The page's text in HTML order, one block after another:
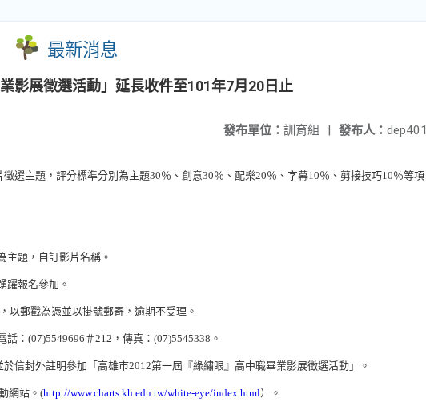
最新消息
影展徵選活動」延長收件至101年7月20日止
發布人： dep401
發布單位： 訓育組 |
選主題，評分標準分別為主題30％、創意30％、配樂20％、字幕10％、剪接技巧10％等項
主題，自訂影片名稱。
躍報名參加。
以郵戳為憑並以掛號郵寄，逾期不受理。
話： (07)5549696 ＃212 ，傳真： (07)5545338 。
於信封外註明參加「高雄市2012第一屆『綠繡眼』高中職畢業影展徵選活動」。
網站。 (http://www.charts.kh.edu.tw/white-eye/index.html）。